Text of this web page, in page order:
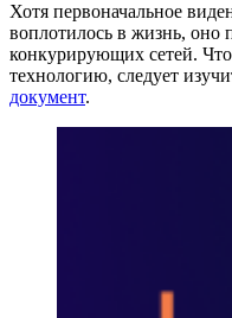
Хотя первоначальное
воплотилось в жизнь, оно
конкурирующих сетей.
технологию, следует
документ.